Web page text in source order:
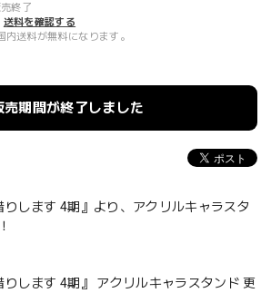
終了
送料を確認する
送料が無料になります。
売期間が終了しました
します 4期』より、アクリルキャラスタ
します 4期』 アクリルキャラスタンド 更